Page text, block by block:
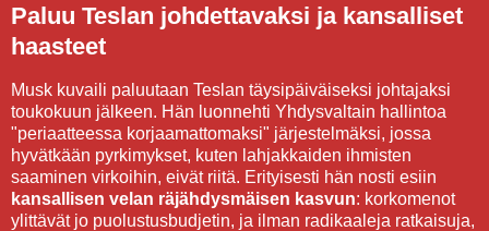
Paluu Teslan johdettavaksi ja kansalliset
haasteet
Musk kuvaili paluutaan Teslan täysipäiväiseksi johtajaksi
toukokuun jälkeen. Hän luonnehti Yhdysvaltain hallintoa
"periaatteessa korjaamattomaksi" järjestelmäksi, jossa
hyvätkään pyrkimykset, kuten lahjakkaiden ihmisten
saaminen virkoihin, eivät riitä. Erityisesti hän nosti esiin
kansallisen velan räjähdysmäisen kasvun: korkomenot
ylittävät jo puolustusbudjetin, ja ilman radikaaleja ratkaisuja,